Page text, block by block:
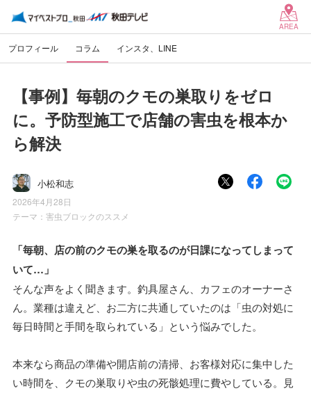
AREA
プロフィール コラム インスタ、LINE
【事例】毎朝のクモの巣取りをゼロ
に。予防型施工で店舗の害虫を根本か
ら解決
小松和志
2026年4月28日
テーマ： 害虫ブロックのススメ
「毎朝、店の前のクモの巣を取るのが日課になってしまって
いて…」
そんな声をよく聞きます。釣具屋さん、カフェのオーナーさ
ん。業種は違えど、お二方に共通していたのは「虫の対処に
毎日時間と手間を取られている」という悩みでした。
本来なら商品の準備や開店前の清掃、お客様対応に集中した
い時間を、クモの巣取りや虫の死骸処理に費やしている。見